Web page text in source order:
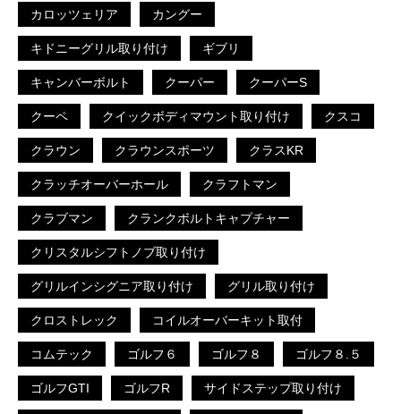
カロッツェリア カングー
キドニーグリル取り付け ギブリ
キャンバーボルト クーパー クーパーS
クーペ クイックボディマウント取り付け クスコ
クラウン クラウンスポーツ クラスKR
クラッチオーバーホール クラフトマン
クラブマン クランクボルトキャプチャー
クリスタルシフトノブ取り付け
グリルインシグニア取り付け グリル取り付け
クロストレック コイルオーバーキット取付
コムテック ゴルフ６ ゴルフ８ ゴルフ８.５
ゴルフGTI ゴルフR サイドステップ取り付け